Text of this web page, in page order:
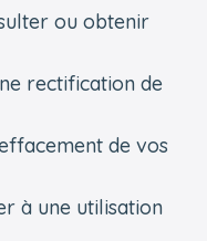
ou obtenir
rectification de
de vos
à une utilisation